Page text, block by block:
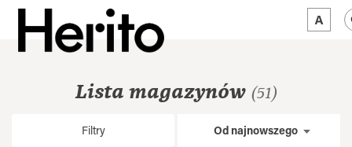
MAMY NA OKULista magazynów (51)
Filtry Od najnowszego